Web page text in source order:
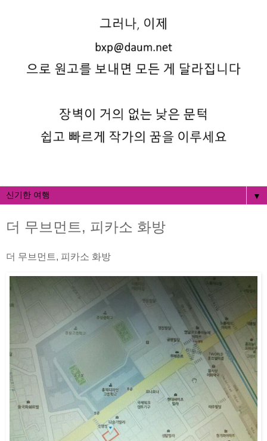
▼
더 무브먼트, 피카소 화방
더 무브먼트, 피카소 화방